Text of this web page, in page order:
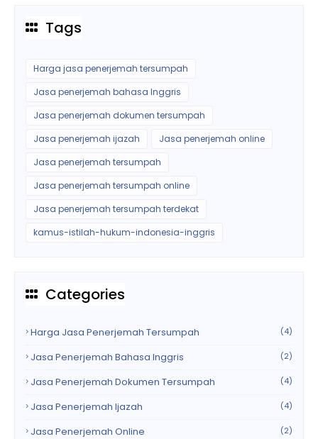
Tags
Harga jasa penerjemah tersumpah
Jasa penerjemah bahasa Inggris
Jasa penerjemah dokumen tersumpah
Jasa penerjemah ijazah
Jasa penerjemah online
Jasa penerjemah tersumpah
Jasa penerjemah tersumpah online
Jasa penerjemah tersumpah terdekat
kamus-istilah-hukum-indonesia-inggris
Categories
Harga Jasa Penerjemah Tersumpah (4)
Jasa Penerjemah Bahasa Inggris (2)
Jasa Penerjemah Dokumen Tersumpah (4)
Jasa Penerjemah Ijazah (4)
Jasa Penerjemah Online (2)